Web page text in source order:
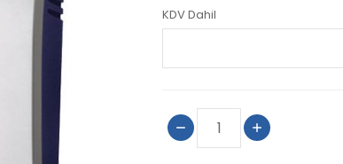
KDV Dahil